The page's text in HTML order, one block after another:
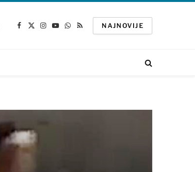
Facebook
X
Instagram
YouTube
WhatsApp
RSS
NAJNOVIJE